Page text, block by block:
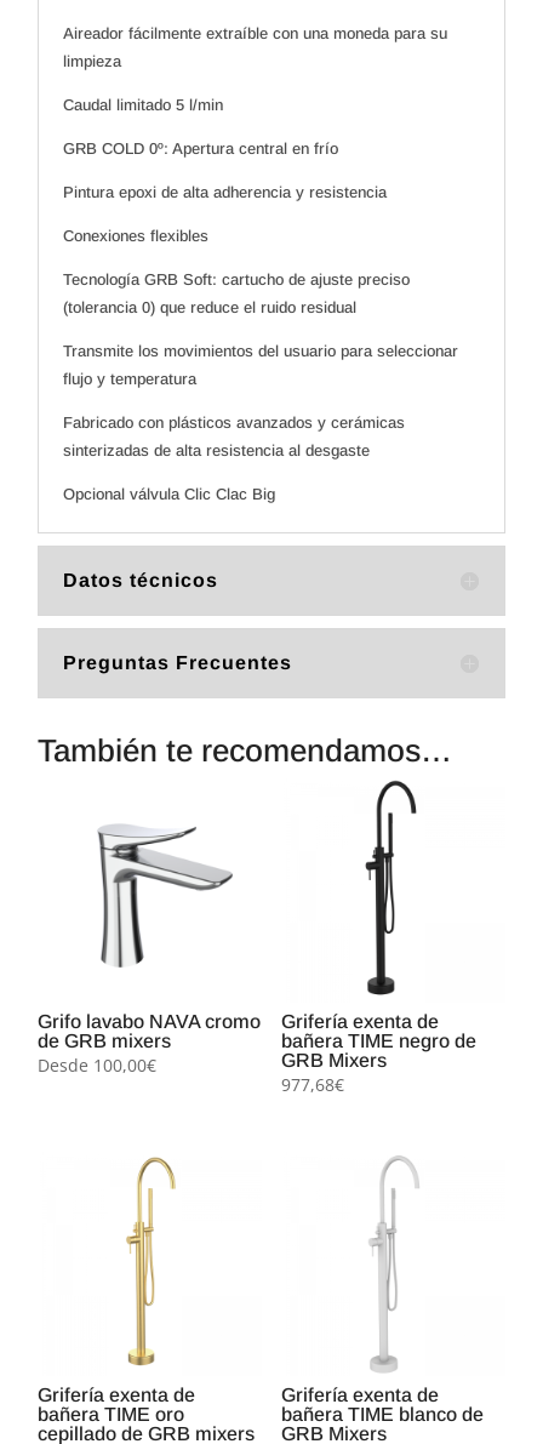
Aireador fácilmente extraíble con una moneda para su
limpieza
Caudal limitado 5 l/min
GRB COLD 0º: Apertura central en frío
Pintura epoxi de alta adherencia y resistencia
Conexiones flexibles
Tecnología GRB Soft: cartucho de ajuste preciso
(tolerancia 0) que reduce el ruido residual
Transmite los movimientos del usuario para seleccionar
flujo y temperatura
Fabricado con plásticos avanzados y cerámicas
sinterizadas de alta resistencia al desgaste
Opcional válvula Clic Clac Big
Datos técnicos
Preguntas Frecuentes
También te recomendamos…
Grifo lavabo NAVA cromo
de GRB mixers
Desde 100,00€
Grifería exenta de
bañera TIME negro de
GRB Mixers
977,68€
Grifería exenta de
bañera TIME oro
cepillado de GRB mixers
Grifería exenta de
bañera TIME blanco de
GRB Mixers